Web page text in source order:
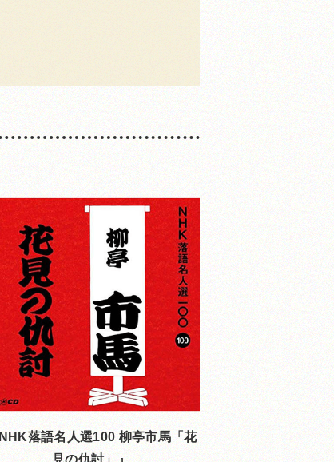
NHK落語名人選100 柳亭市馬「花
見の仇討」